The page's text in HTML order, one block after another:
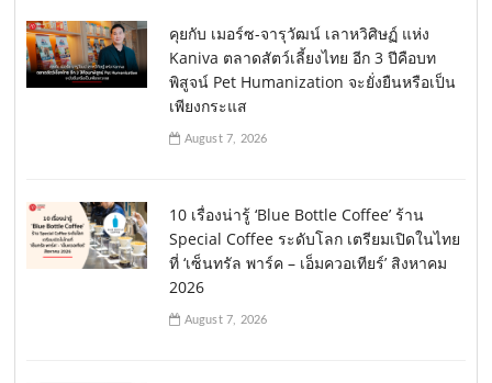
คุยกับ เมอร์ซ-จารุวัฒน์ เลาหวิศิษฏ์ แห่ง
Kaniva ตลาดสัตว์เลี้ยงไทย อีก 3 ปีคือบท
พิสูจน์ Pet Humanization จะยั่งยืนหรือเป็น
เพียงกระแส
August 7, 2026
10 เรื่องน่ารู้ ‘Blue Bottle Coffee’ ร้าน
Special Coffee ระดับโลก เตรียมเปิดในไทย
ที่ ‘เซ็นทรัล พาร์ค – เอ็มควอเทียร์’ สิงหาคม
2026
August 7, 2026